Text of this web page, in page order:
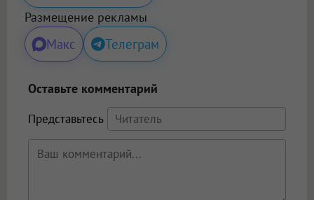
Размещение рекламы
Макс Телеграм
Оставьте комментарий
Представьтесь